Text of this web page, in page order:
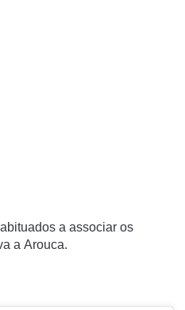
a associar os
a Arouca.